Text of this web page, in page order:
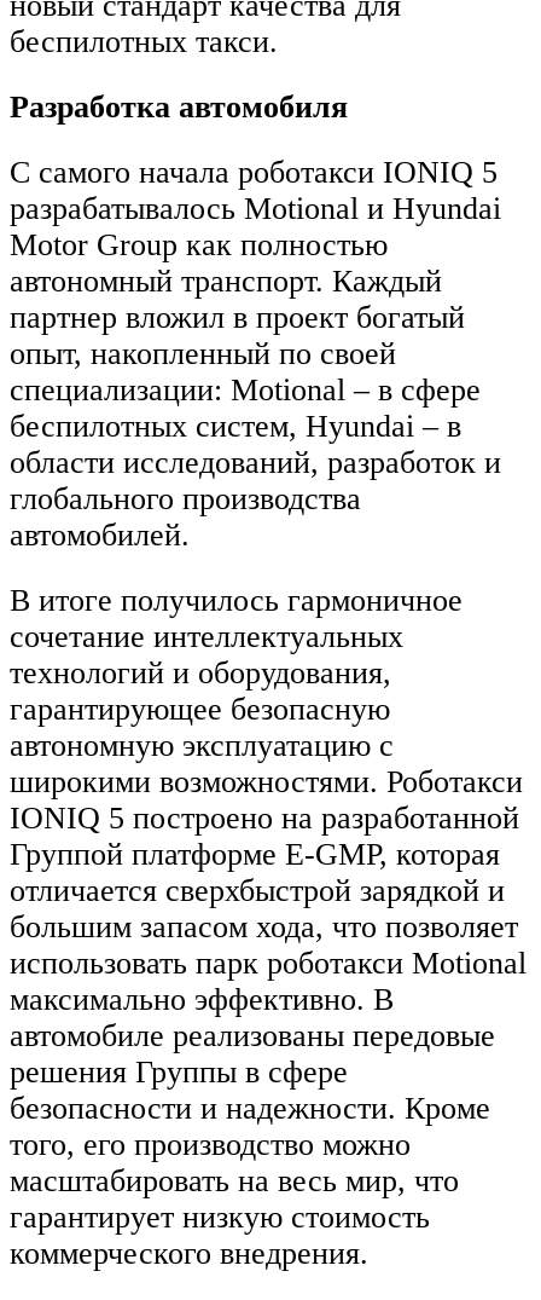
беспилотных такси.
Разработка автомобиля
С самого начала роботакси IONIQ 5
разрабатывалось Motional и Hyundai
Motor Group как полностью
автономный транспорт. Каждый
партнер вложил в проект богатый
опыт, накопленный по своей
специализации: Motional – в сфере
беспилотных систем, Hyundai – в
области исследований, разработок и
глобального производства
автомобилей.
В итоге получилось гармоничное
сочетание интеллектуальных
технологий и оборудования,
гарантирующее безопасную
автономную эксплуатацию с
широкими возможностями. Роботакси
IONIQ 5 построено на разработанной
Группой платформе E-GMP, которая
отличается сверхбыстрой зарядкой и
большим запасом хода, что позволяет
использовать парк роботакси Motional
максимально эффективно. В
автомобиле реализованы передовые
решения Группы в сфере
безопасности и надежности. Кроме
того, его производство можно
масштабировать на весь мир, что
гарантирует низкую стоимость
коммерческого внедрения.